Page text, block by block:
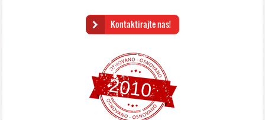
Kontaktirajte nas!
2010